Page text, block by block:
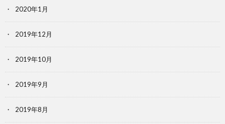
2020年1月
2019年12月
2019年10月
2019年9月
2019年8月